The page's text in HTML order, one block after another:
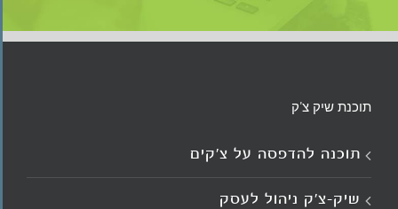
תוכנת שיק צ'ק
תוכנה להדפסה על צ’קים
שיק-צ'ק ניהול לעסק